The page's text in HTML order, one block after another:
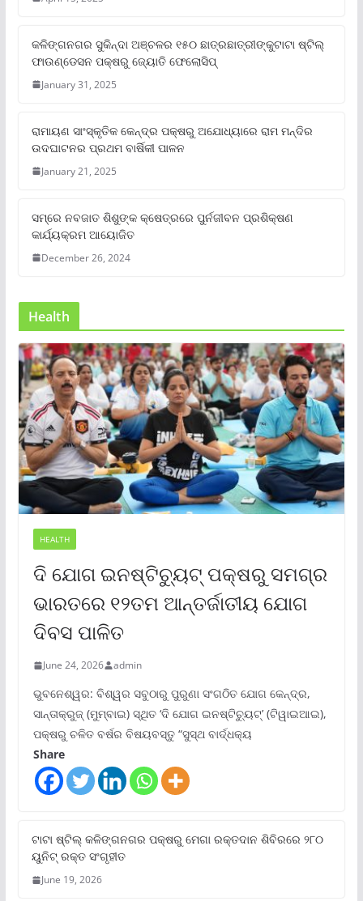
କଳିଙ୍ଗନଗର ସୁକିନ୍ଦା ଅଞ୍ଚଳର ୧୫୦ ଛାତ୍ରଛାତ୍ରୀଙ୍କୁଟାଟା ଷ୍ଟିଲ୍
ଫାଉଣ୍ଡେସନ ପକ୍ଷରୁ ଜ୍ୟୋତି ଫେଲୋସିପ୍‌
January 31, 2025
ରାମାୟଣ ସାଂସ୍କୃତିକ କେନ୍ଦ୍ର ପକ୍ଷରୁ ଅଯୋଧ୍ୟାରେ ରାମ ମନ୍ଦିର
ଉଦଘାଟନର ପ୍ରଥମ ବାର୍ଷିକୀ ପାଳନ
January 21, 2025
ସମ୍‌ରେ ନବଜାତ ଶିଶୁଙ୍କ କ୍ଷେତ୍ରରେ ପୁର୍ନଜୀବନ ପ୍ରଶିକ୍ଷଣ
କାର୍ଯ୍ୟକ୍ରମ ଆୟୋଜିତ
December 26, 2024
Health
HEALTH
ଦି ଯୋଗ ଇନଷ୍ଟିଚ୍ୟୁଟ୍ ପକ୍ଷରୁ ସମଗ୍ର
ଭାରତରେ ୧୨ତମ ଆନ୍ତର୍ଜାତୀୟ ଯୋଗ
ଦିବସ ପାଳିତ
June 24, 2026 admin
ଭୁବନେଶ୍ୱର: ବିଶ୍ୱର ସବୁଠାରୁ ପୁରୁଣା ସଂଗଠିତ ଯୋଗ କେନ୍ଦ୍ର,
ସାନ୍ତାକ୍ରୁଜ୍ (ମୁମ୍ବାଇ) ସ୍ଥିତ ‘ଦି ଯୋଗ ଇନଷ୍ଟିଚ୍ୟୁଟ୍‌’ (ଟିୱାଇଆଇ),
ପକ୍ଷରୁ ଚଳିତ ବର୍ଷର ବିଷୟବସ୍ତୁ “ସୁସ୍ଥ ବାର୍ଦ୍ଧକ୍ୟ
Share
ଟାଟା ଷ୍ଟିଲ୍‌ କଳିଙ୍ଗନଗର ପକ୍ଷରୁ ମେଗା ରକ୍ତଦାନ ଶିବିରରେ ୨୮୦
ୟୁନିଟ୍‌ ରକ୍ତ ସଂଗୃହୀତ
June 19, 2026